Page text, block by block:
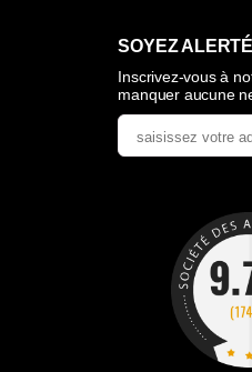
SOYEZ
Inscrivez-vous à
manquer aucune